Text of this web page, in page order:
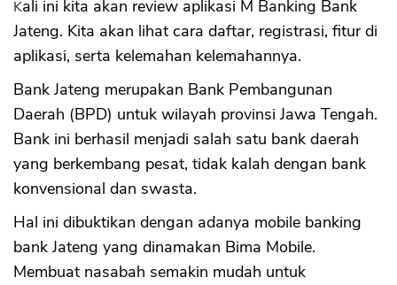
Crypto
Assets Crypto
Exchange
Asuransi
Asuransi Jiwa
Asuransi Syariah
Kali ini kita akan review aplikasi M Banking Bank
Jateng. Kita akan lihat cara daftar, registrasi, fitur di
aplikasi, serta kelemahan kelemahannya.
Bank Jateng merupakan Bank Pembangunan
Daerah (BPD) untuk wilayah provinsi Jawa Tengah.
Bank ini berhasil menjadi salah satu bank daerah
yang berkembang pesat, tidak kalah dengan bank
konvensional dan swasta.
Hal ini dibuktikan dengan adanya mobile banking
bank Jateng yang dinamakan Bima Mobile.
Membuat nasabah semakin mudah untuk